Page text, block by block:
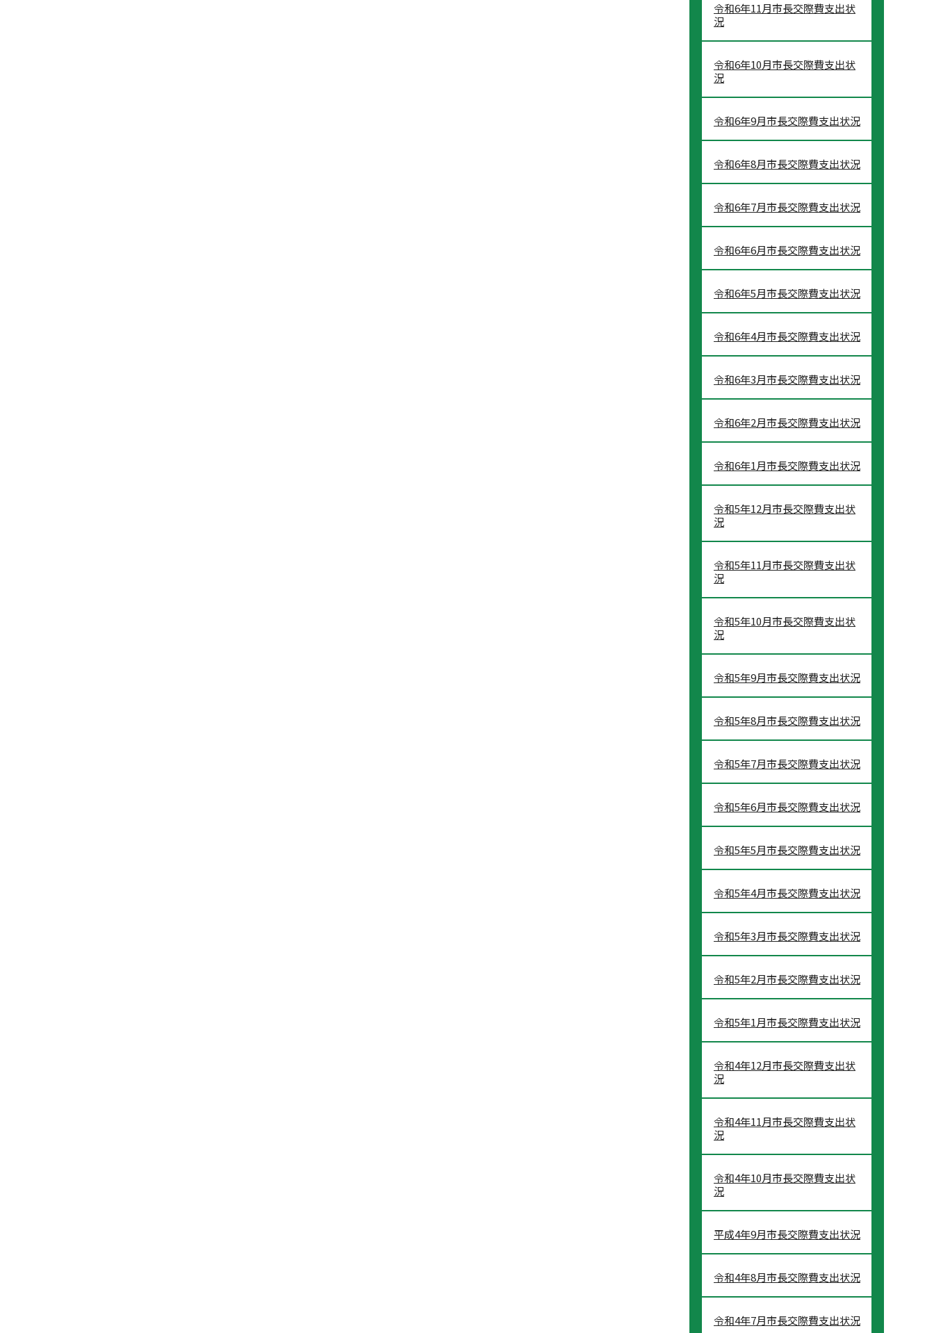
令和6年11月市長交際費支出状
況
令和6年10月市長交際費支出状
況
令和6年9月市長交際費支出状況
令和6年8月市長交際費支出状況
令和6年7月市長交際費支出状況
令和6年6月市長交際費支出状況
令和6年5月市長交際費支出状況
令和6年4月市長交際費支出状況
令和6年3月市長交際費支出状況
令和6年2月市長交際費支出状況
令和6年1月市長交際費支出状況
令和5年12月市長交際費支出状
況
令和5年11月市長交際費支出状
況
令和5年10月市長交際費支出状
況
令和5年9月市長交際費支出状況
令和5年8月市長交際費支出状況
令和5年7月市長交際費支出状況
令和5年6月市長交際費支出状況
令和5年5月市長交際費支出状況
令和5年4月市長交際費支出状況
令和5年3月市長交際費支出状況
令和5年2月市長交際費支出状況
令和5年1月市長交際費支出状況
令和4年12月市長交際費支出状
況
令和4年11月市長交際費支出状
況
令和4年10月市長交際費支出状
況
平成4年9月市長交際費支出状況
令和4年8月市長交際費支出状況
令和4年7月市長交際費支出状況